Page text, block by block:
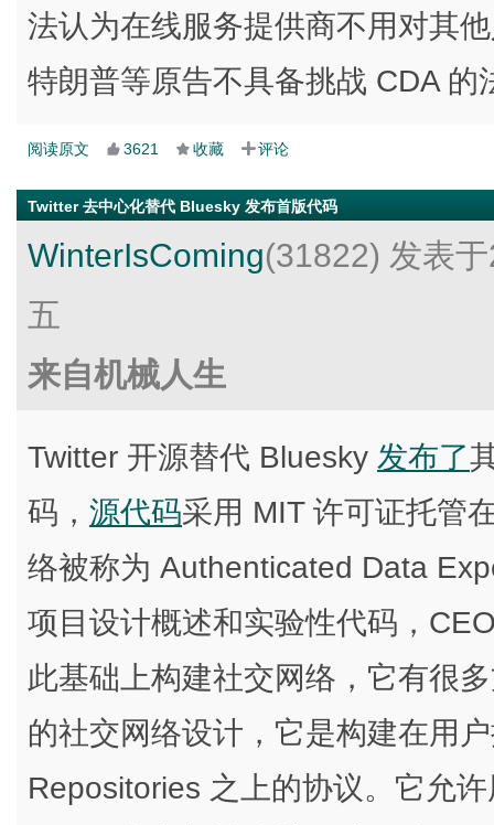
法认为在线服务提供商不用对其
特朗普等原告不具备挑战 CDA
阅读原文 3621 收藏 评论
Twitter 去中心化替代 Bluesky 发布首版代码
WinterIsComing(31822) 发表
五
来自机械人生
Twitter 开源替代 Bluesky 发布了
码， 源代码采用 MIT 许可证托管
络被称为 Authenticated Data
项目设计概述和实验性代码，
此基础上构建社交网络，它有很
的社交网络设计，它是构建在用
Repositories 之上的协议。它允